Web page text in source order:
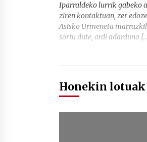
Iparraldeko lurrik gabeko
ziren kontaktuan, zer
Asisko Urmeneta
sortu dute, ardi adarduna
Honekin lotuak